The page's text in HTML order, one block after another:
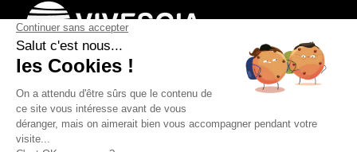
À propos
Accéder à la Marketplace GMP
Nous contacter